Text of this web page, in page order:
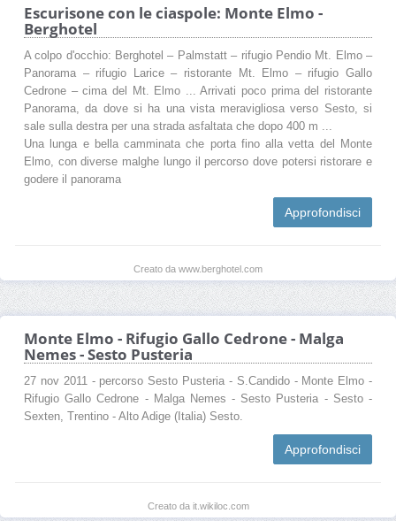
Escurisone con le ciaspole: Monte Elmo -
Berghotel
A colpo d'occhio: Berghotel – Palmstatt – rifugio Pendio Mt. Elmo –
Panorama – rifugio Larice – ristorante Mt. Elmo – rifugio Gallo
Cedrone – cima del Mt. Elmo ... Arrivati poco prima del ristorante
Panorama, da dove si ha una vista meravigliosa verso Sesto, si
sale sulla destra per una strada asfaltata che dopo 400 m ...
Una lunga e bella camminata che porta fino alla vetta del Monte
Elmo, con diverse malghe lungo il percorso dove potersi ristorare e
godere il panorama
Approfondisci
Creato da www.berghotel.com
Monte Elmo - Rifugio Gallo Cedrone - Malga
Nemes - Sesto Pusteria
27 nov 2011 - percorso Sesto Pusteria - S.Candido - Monte Elmo -
Rifugio Gallo Cedrone - Malga Nemes - Sesto Pusteria - Sesto -
Sexten, Trentino - Alto Adige (Italia) Sesto.
Approfondisci
Creato da it.wikiloc.com